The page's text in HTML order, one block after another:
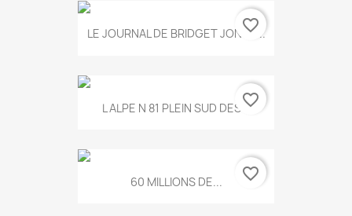
LE JOURNAL DE BRIDGET JONES...
favorite_border
L ALPE N 81 PLEIN SUD DES...favorite_border
60 MILLIONS DE... favorite_border